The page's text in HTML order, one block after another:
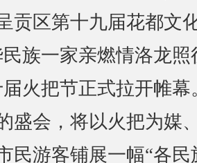
贡区第十九届花都文
族一家亲燃情洛龙照
火把节正式拉开帷幕
盛会，将以火把为媒
民游客铺展一幅“各民